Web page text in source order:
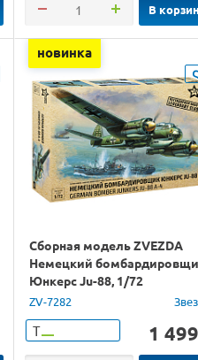
В
новинка
Сборная модель ZVEZDA
Немецкий
Юнкерс Ju-88, 1/72
ZV-7282
Т 1 499